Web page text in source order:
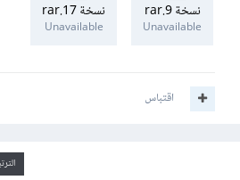
نسخة 9.rar
Unavailable
نسخة 17.rar
Unavailable
اقتباس